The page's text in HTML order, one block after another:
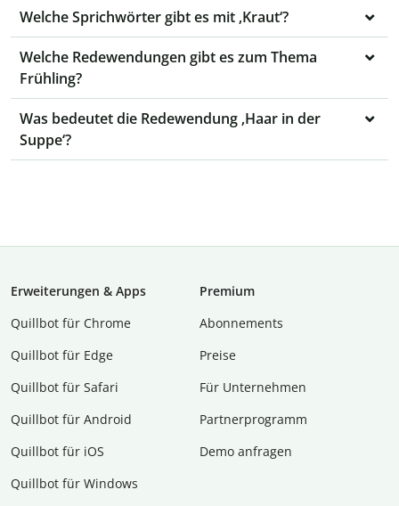
Welche Sprichwörter gibt es mit ‚Kraut‘?
Welche Redewendungen gibt es zum Thema
Frühling?
Was bedeutet die Redewendung ‚Haar in der
Suppe‘?
Erweiterungen & Apps
Quillbot für Chrome
Quillbot für Edge
Quillbot für Safari
Quillbot für Android
Quillbot für iOS
Quillbot für Windows
Premium
Abon­ne­ments
Preise
Für Unternehmen
Partnerprogramm
Demo anfragen